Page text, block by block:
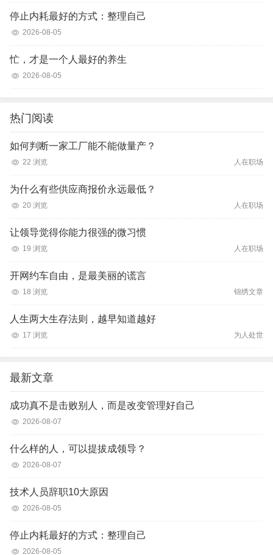
停止内耗最好的方式：整理自己
2026-08-05
忙，才是一个人最好的养生
2026-08-05
热门阅读
如何判断一家工厂能不能做量产？
22 浏览 人在职场
为什么有些供应商报价永远最低？
20 浏览 人在职场
让领导觉得你能力很强的微习惯
19 浏览 人在职场
开网约车自由，是最美丽的谎言
18 浏览 锦绣文章
人生两大生存法则，越早知道越好
17 浏览 为人处世
最新文章
成功真不是击败别人，而是改变管理好自己
2026-08-07
什么样的人，可以提拔成领导？
2026-08-07
技术人员辞职10大原因
2026-08-05
停止内耗最好的方式：整理自己
2026-08-05